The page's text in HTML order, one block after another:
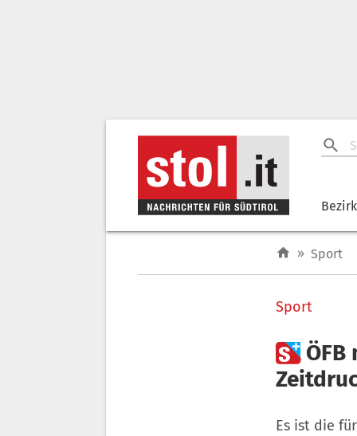
» Sport
Sport

Es ist die